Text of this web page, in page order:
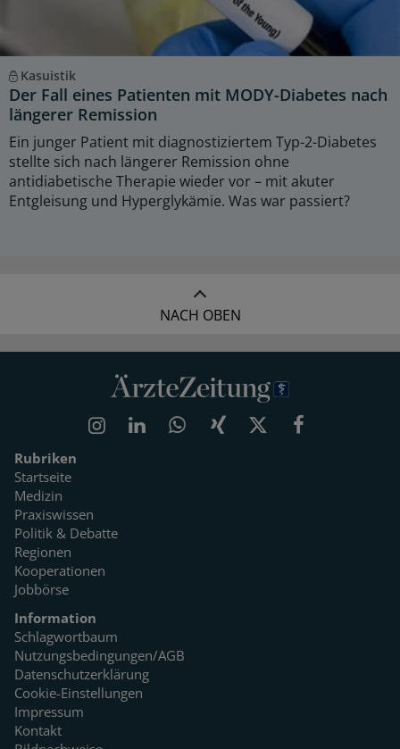
Kasuistik
Der Fall eines Patienten mit MODY-Diabetes nach
längerer Remission
Ein junger Patient mit diagnostiziertem Typ-2-Diabetes
stellte sich nach längerer Remission ohne
antidiabetische Therapie wieder vor – mit akuter
Entgleisung und Hyperglykämie. Was war passiert?
NACH OBEN
Rubriken
Startseite
Medizin
Praxiswissen
Politik & Debatte
Regionen
Kooperationen
Jobbörse
Information
Schlagwortbaum
Nutzungsbedingungen/AGB
Datenschutzerklärung
Cookie-Einstellungen
Impressum
Kontakt